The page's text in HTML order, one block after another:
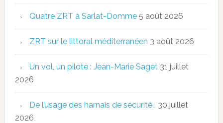
Quatre ZRT à Sarlat-Domme 5 août 2026
ZRT sur le littoral méditerranéen 3 août 2026
Un vol, un pilote : Jean-Marie Saget 31 juillet
2026
De l’usage des harnais de sécurité… 30 juillet
2026